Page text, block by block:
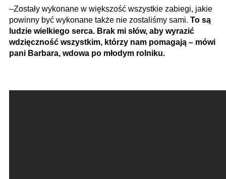
–Zostały wykonane w większość wszystkie zabiegi, jakie
powinny być wykonane także nie zostaliśmy sami. To są
ludzie wielkiego serca. Brak mi słów, aby wyrazić
wdzięczność wszystkim, którzy nam pomagają – mówi
pani Barbara, wdowa po młodym rolniku.